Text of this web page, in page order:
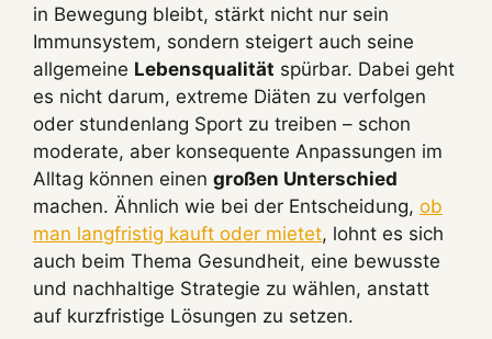
in Bewegung bleibt, stärkt nicht nur sein
Immunsystem, sondern steigert auch seine
allgemeine Lebensqualität spürbar. Dabei geht
es nicht darum, extreme Diäten zu verfolgen
oder stundenlang Sport zu treiben – schon
moderate, aber konsequente Anpassungen im
Alltag können einen großen Unterschied
machen. Ähnlich wie bei der Entscheidung, ob
man langfristig kauft oder mietet, lohnt es sich
auch beim Thema Gesundheit, eine bewusste
und nachhaltige Strategie zu wählen, anstatt
auf kurzfristige Lösungen zu setzen.